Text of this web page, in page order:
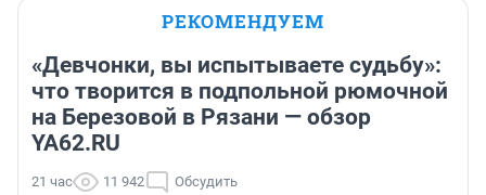
РЕКОМЕНДУЕМ
«Девчонки, вы испытываете судьбу»:
что творится в подпольной рюмочной
на Березовой в Рязани — обзор
YA62.RU
21 час 11 942 Обсудить